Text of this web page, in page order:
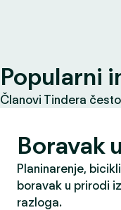
Popularni
Članovi Tindera
Boravak
Planinarenje,
boravak u prirodi
razloga.